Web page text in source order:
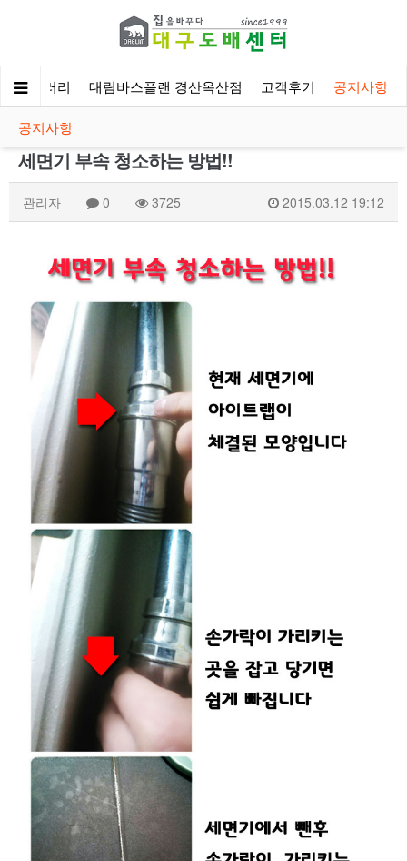
시공갤러리 대림바스플랜 경산옥산점 고객후기 공지사항
공지사항
세면기 부속 청소하는 방법!!
관리자 0 3725 2015.03.12 19:12